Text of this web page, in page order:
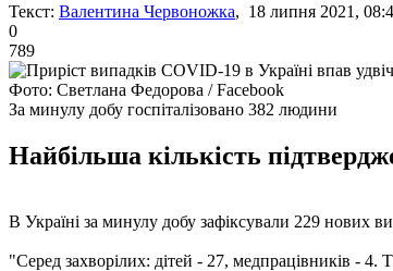
Текст: Валентина Червоножка, 18 липня 2021,
0
789
Фото: Светлана Федорова / Facebook
За минулу добу госпіталізовано 382 людини
Найбільша кількість
В Україні за минулу добу зафіксували 229 нових
"Серед захворілих: дітей - 27, медпрацівників -